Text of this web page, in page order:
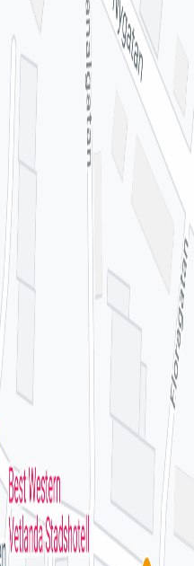
dig gratis mot HPV
till oss.
del av kvinnohälsovården.
samma personal som
cellprovtagning, HPV,
kan du även vända dig
du under "Relaterade
mot HPV på 1177.se
att berätta om din